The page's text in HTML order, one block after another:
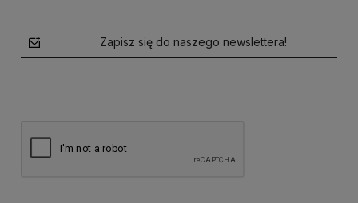
Zapisz się do naszego newslettera!